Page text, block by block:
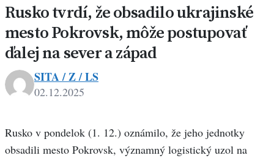
Rusko tvrdí, že obsadilo ukrajinské
mesto Pokrovsk, môže postupovať
ďalej na sever a západ
SITA / Z / LS
02.12.2025
Rusko v pondelok (1. 12.) oznámilo, že jeho jednotky
obsadili mesto Pokrovsk, významný logistický uzol na